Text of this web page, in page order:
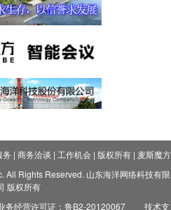
务 | 商务洽谈 | 工作机会| 版权所有| 麦斯魔方
Rights Reserved. 山东海洋网络科技有限
版权所有
务经营许可证：鲁B2-20120067 技术支